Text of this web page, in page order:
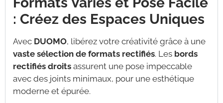
: Créez des Espaces Uniques
Avec DUOMO, libérez votre créativité grâce à une
vaste sélection de formats rectifiés. Les bords
rectifiés droits assurent une pose impeccable
avec des joints minimaux, pour une esthétique
moderne et épurée.